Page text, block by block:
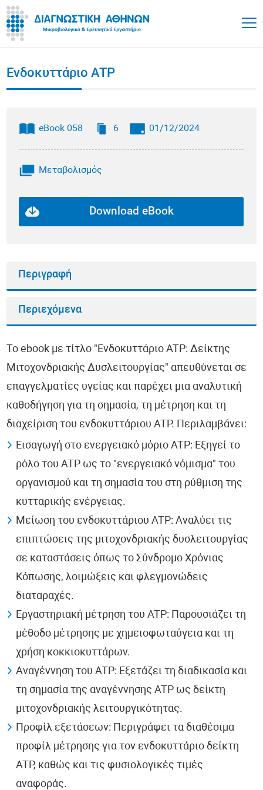
Ενδοκυττάριο ATP
eBook 058 6 01/12/2024
Μεταβολισμός
Download eBook
Περιγραφή
Περιεχόμενα
Το ebook με τίτλο "Ενδοκυττάριο ATP: Δείκτης
Μιτοχονδριακής Δυσλειτουργίας" απευθύνεται σε
επαγγελματίες υγείας και παρέχει μια αναλυτική
καθοδήγηση για τη σημασία, τη μέτρηση και τη
διαχείριση του ενδοκυττάριου ATP. Περιλαμβάνει:
Εισαγωγή στο ενεργειακό μόριο ATP: Εξηγεί το
ρόλο του ATP ως το "ενεργειακό νόμισμα" του
οργανισμού και τη σημασία του στη ρύθμιση της
κυτταρικής ενέργειας.
Μείωση του ενδοκυττάριου ATP: Αναλύει τις
επιπτώσεις της μιτοχονδριακής δυσλειτουργίας
σε καταστάσεις όπως το Σύνδρομο Χρόνιας
Κόπωσης, λοιμώξεις και φλεγμονώδεις
διαταραχές.
Εργαστηριακή μέτρηση του ATP: Παρουσιάζει τη
μέθοδο μέτρησης με χημειοφωταύγεια και τη
χρήση κοκκιοκυττάρων.
Αναγέννηση του ATP: Εξετάζει τη διαδικασία και
τη σημασία της αναγέννησης ATP ως δείκτη
μιτοχονδριακής λειτουργικότητας.
Προφίλ εξετάσεων: Περιγράφει τα διαθέσιμα
προφίλ μέτρησης για τον ενδοκυττάριο δείκτη
ATP, καθώς και τις φυσιολογικές τιμές
αναφοράς.